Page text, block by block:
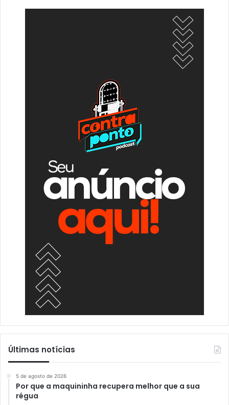
Últimas notícias
5 de agosto de 2026
Por que a maquininha recupera melhor que a sua
régua